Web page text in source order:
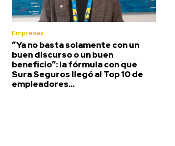
Empresas
“Ya no basta solamente con un
buen discurso o un buen
beneficio”: la fórmula con que
Sura Seguros llegó al Top 10 de
empleadores...